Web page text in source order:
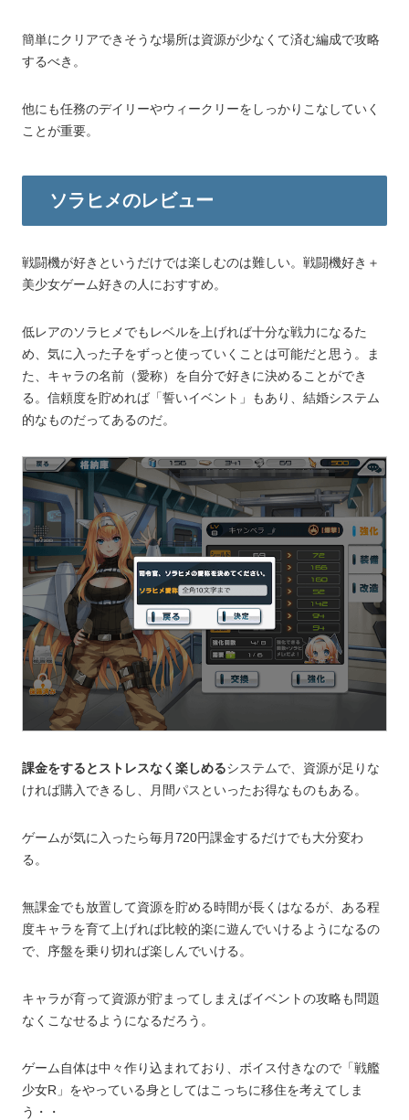
簡単にクリアできそうな場所は資源が少なくて済む編成で攻略
するべき。
他にも任務のデイリーやウィークリーをしっかりこなしていく
ことが重要。
ソラヒメのレビュー
戦闘機が好きというだけでは楽しむのは難しい。戦闘機好き＋
美少女ゲーム好きの人におすすめ。
低レアのソラヒメでもレベルを上げれば十分な戦力になるた
め、気に入った子をずっと使っていくことは可能だと思う。ま
た、キャラの名前（愛称）を自分で好きに決めることができ
る。信頼度を貯めれば「誓いイベント」もあり、結婚システム
的なものだってあるのだ。
課金をするとストレスなく楽しめるシステムで、資源が足りな
ければ購入できるし、月間パスといったお得なものもある。
ゲームが気に入ったら毎月720円課金するだけでも大分変わ
る。
無課金でも放置して資源を貯める時間が長くはなるが、ある程
度キャラを育て上げれば比較的楽に遊んでいけるようになるの
で、序盤を乗り切れば楽しんでいける。
キャラが育って資源が貯まってしまえばイベントの攻略も問題
なくこなせるようになるだろう。
ゲーム自体は中々作り込まれており、ボイス付きなので「戦艦
少女R」をやっている身としてはこっちに移住を考えてしま
う・・